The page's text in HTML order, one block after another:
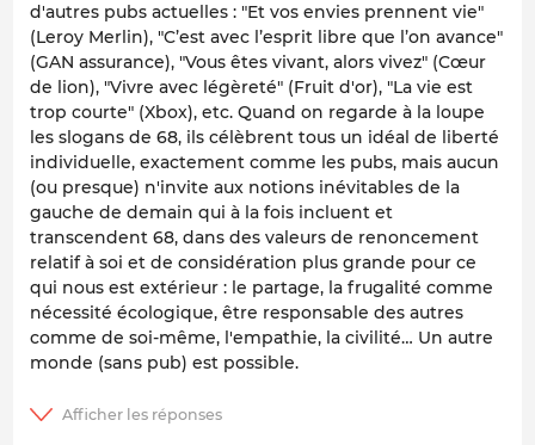
d'autres pubs actuelles : "Et vos envies prennent vie"
(Leroy Merlin), "C’est avec l’esprit libre que l’on avance"
(GAN assurance), "Vous êtes vivant, alors vivez" (Cœur
de lion), "Vivre avec légèreté" (Fruit d'or), "La vie est
trop courte" (Xbox), etc. Quand on regarde à la loupe
les slogans de 68, ils célèbrent tous un idéal de liberté
individuelle, exactement comme les pubs, mais aucun
(ou presque) n'invite aux notions inévitables de la
gauche de demain qui à la fois incluent et
transcendent 68, dans des valeurs de renoncement
relatif à soi et de considération plus grande pour ce
qui nous est extérieur : le partage, la frugalité comme
nécessité écologique, être responsable des autres
comme de soi-même, l'empathie, la civilité… Un autre
monde (sans pub) est possible.